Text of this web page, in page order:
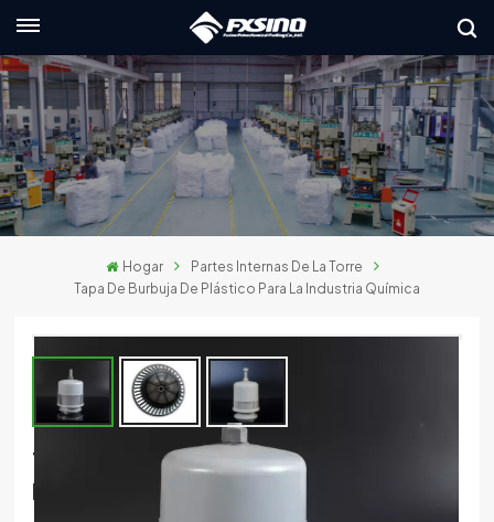
Hogar
Partes Internas De La Torre
Tapa De Burbuja De Plástico Para La Industria Química
Tapa De Burbuja De Plástico Para La
Industria Química